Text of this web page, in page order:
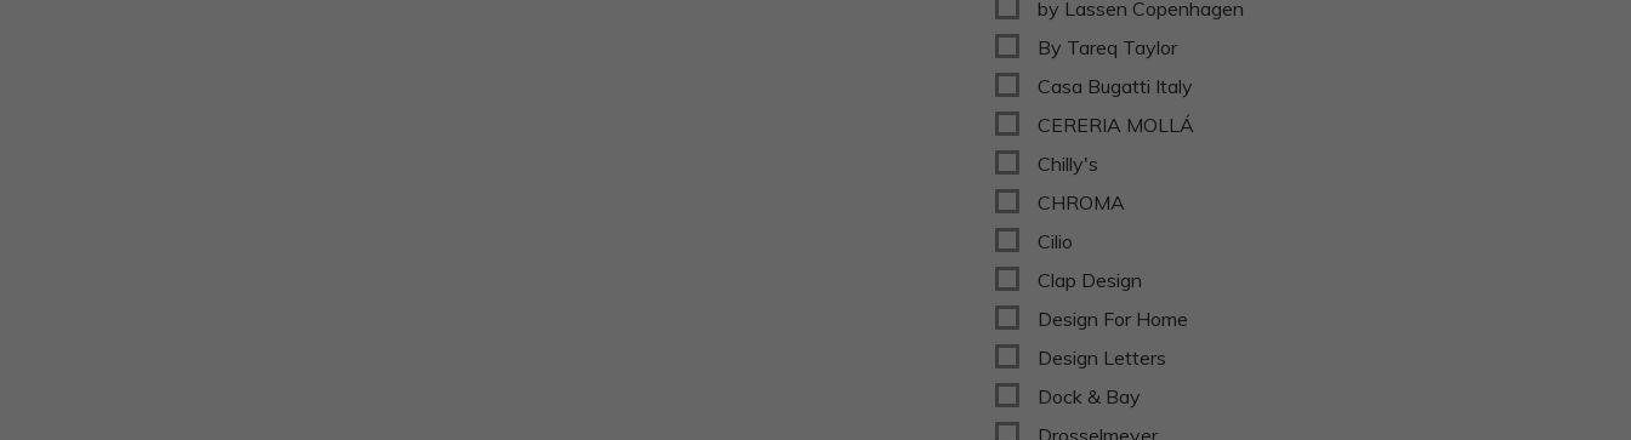
by Lassen Copenhagen
By Tareq Taylor
Casa Bugatti Italy
CERERIA MOLLÁ
Chilly's
CHROMA
Cilio
Clap Design
Design For Home
Design Letters
Dock & Bay